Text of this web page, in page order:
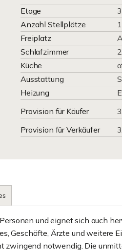
Etage
3
Anzahl Stellplätze
1
Freiplatz
Schlafzimmer
2
Küche
Ausstattung
Heizung
Provision für Käufer
Provision für Verkäufer
und eignet sich auch
Geschäfte, Ärzte und weitere
zwingend notwendig. Die